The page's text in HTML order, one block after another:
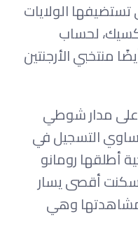
العالم 2026، التي تستضيفها الولايات
لحساب
منتخبي الأرجنتين
على مدار شوطي
التسجيل في
أطلقها رومانو
سكنت أقصى يسار
وهي